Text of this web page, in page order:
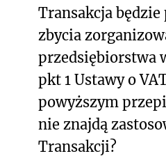
Transakcja będzie
zbycia
przedsiębiorstwa
pkt 1 Ustawy o
powyższym
nie znajdą
Transakcji?